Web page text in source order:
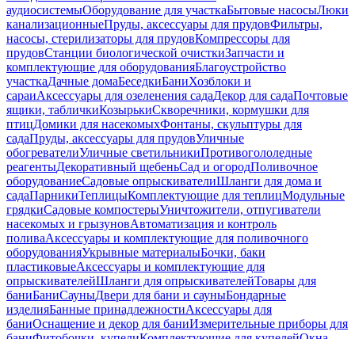
аудиосистемыОборудование для участкаБытовые насосыЛюки
канализационныеПруды, аксессуары для прудовФильтры,
насосы, стерилизаторы для прудовКомпрессоры для
прудовСтанции биологической очисткиЗапчасти и
комплектующие для оборудованияБлагоустройство
участкаДачные домаБеседкиБаниХозблоки и
сараиАксессуары для озеленения садаДекор для садаПочтовые
ящики, табличкиКозырькиСкворечники, кормушки для
птицДомики для насекомыхФонтаны, скульптуры для
садаПруды, аксессуары для прудовУличные
обогревателиУличные светильникиПротивогололедные
реагентыДекоративный щебеньСад и огородПоливочное
оборудованиеСадовые опрыскивателиШланги для дома и
садаПарникиТеплицыКомплектующие для теплицМодульные
грядкиСадовые компостерыУничтожители, отпугиватели
насекомых и грызуновАвтоматизация и контроль
поливаАксессуары и комплектующие для поливочного
оборудованияУкрывные материалыБочки, баки
пластиковыеАксессуары и комплектующие для
опрыскивателейШланги для опрыскивателейТовары для
баниБаниСауныДвери для бани и сауныБондарные
изделияБанные принадлежностиАксессуары для
баниОснащение и декор для баниИзмерительные приборы для